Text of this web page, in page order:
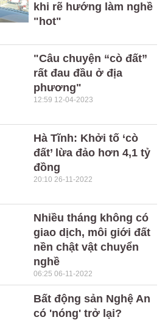
khi rẽ hướng làm nghề
"hot"
"Câu chuyện “cò đất”
rất đau đầu ở địa
phương"
12:59 12-04-2023
Hà Tĩnh: Khởi tố ‘cò
đất’ lừa đảo hơn 4,1 tỷ
đồng
20:10 26-11-2022
Nhiều tháng không có
giao dịch, môi giới đất
nền chật vật chuyển
nghề
06:25 06-11-2022
Bất động sản Nghệ An
có 'nóng' trở lại?